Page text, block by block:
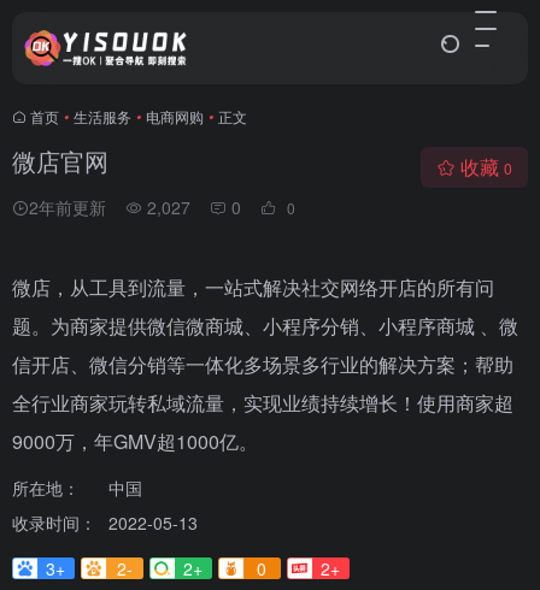
首页 • 生活服务 • 电商网购 • 正文
微店官网
2年前更新 2,027 0 0
收藏 0
微店，从工具到流量，一站式解决社交网络开店的所有问
题。为商家提供微信微商城、小程序分销、小程序商城 、微
信开店、微信分销等一体化多场景多行业的解决方案；帮助
全行业商家玩转私域流量，实现业绩持续增长！使用商家超
9000万，年GMV超1000亿。
所在地：
中国
收录时间：
2022-05-13
3+
2- 2+ 0 2+